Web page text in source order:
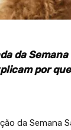
da
por
da Semana